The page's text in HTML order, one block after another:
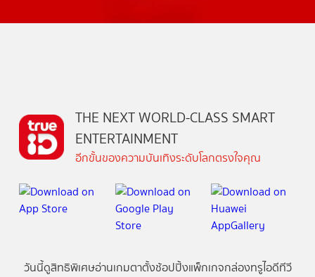
THE NEXT WORLD-CLASS SMART
ENTERTAINMENT
อีกขั้นของความบันเทิงระดับโลกตรงใจคุณ
วันนี้ดูสิทธิพิเศษอ่านเกมตาตั้งช้อปปิ้งแพ็กเกจกล่องทรูไอดีทีวี